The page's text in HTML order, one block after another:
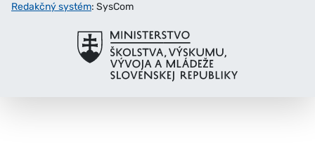
Redakčný systém: SysCom